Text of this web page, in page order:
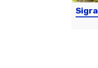
Sigra